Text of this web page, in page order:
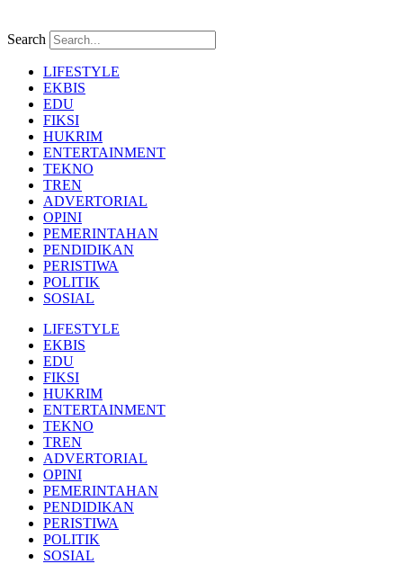
Search
LIFESTYLE
EKBIS
EDU
FIKSI
HUKRIM
ENTERTAINMENT
TEKNO
TREN
ADVERTORIAL
OPINI
PEMERINTAHAN
PENDIDIKAN
PERISTIWA
POLITIK
SOSIAL
LIFESTYLE
EKBIS
EDU
FIKSI
HUKRIM
ENTERTAINMENT
TEKNO
TREN
ADVERTORIAL
OPINI
PEMERINTAHAN
PENDIDIKAN
PERISTIWA
POLITIK
SOSIAL